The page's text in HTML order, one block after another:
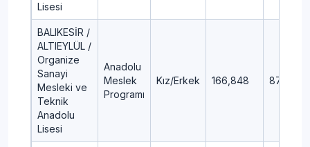
Lisesi
BALIKESİR /
ALTIEYLÜL /
Organize
Sanayi
Mesleki ve
Teknik
Anadolu
Lisesi
Anadolu
Meslek
Programı
Kız/Erkek 166,848 87,93